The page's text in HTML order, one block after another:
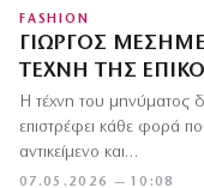
FASHION
ΓΙΏΡΓΟΣ
ΤΈΧΝΗ ΤΗΣ
07.05.2026 — 10:08
Η τέχνη του μηνύματος
επιστρέφει κάθε φορά
αντικείμενο και…